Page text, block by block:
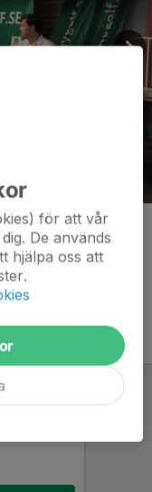
för att vår
De används
hjälpa oss att